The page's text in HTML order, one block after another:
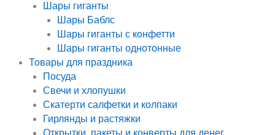
Шары гиганты
Шары Баблс
Шары гиганты с конфетти
Шары гиганты однотонные
Товары для праздника
Посуда
Свечи и хлопушки
Скатерти салфетки и колпаки
Гирлянды и растяжки